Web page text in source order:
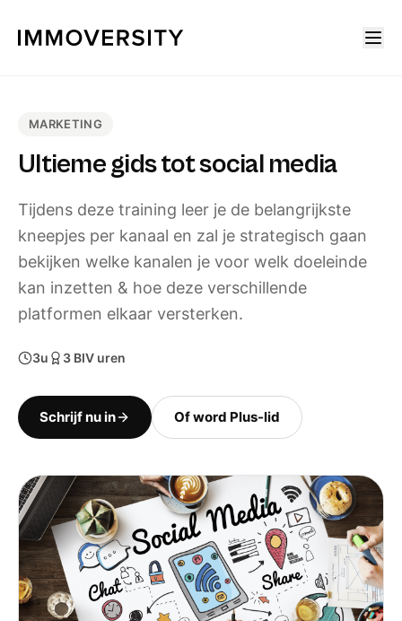
MARKETING
Ultieme gids tot social media
Tijdens deze training leer je de belangrijkste
kneepjes per kanaal en zal je strategisch gaan
bekijken welke kanalen je voor welk doeleinde
kan inzetten & hoe deze verschillende
platformen elkaar versterken.
3u 3 BIV uren
Schrijf nu in Of word Plus-lid